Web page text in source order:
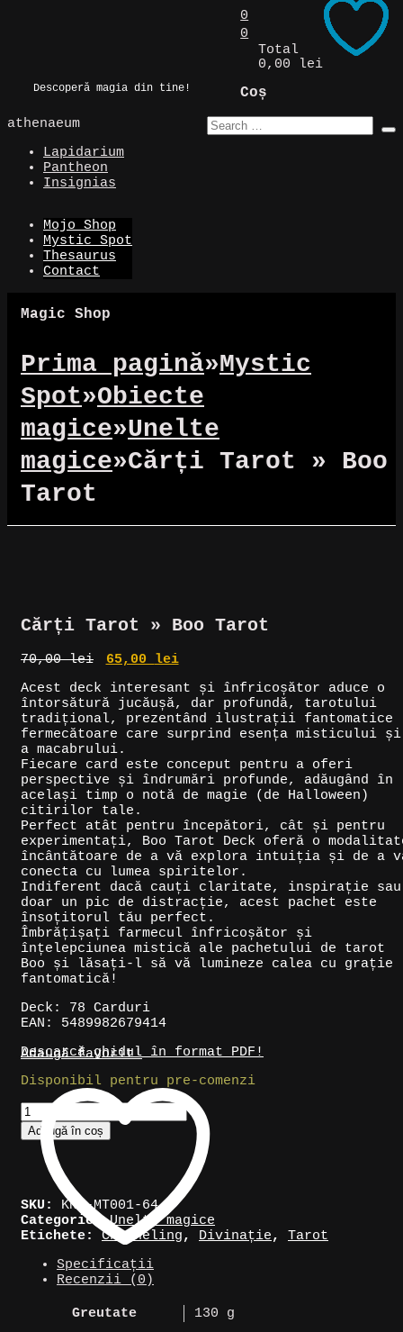
Descoperă magia din tine!
0
0
Total
0,00 lei
Coș
athenaeum
Lapidarium
Pantheon
Insignias
Mojo Shop
Mystic Spot
Thesaurus
Contact
Magic Shop
Prima pagină»Mystic
Spot»Obiecte
magice»Unelte
magice»Cărți Tarot » Boo
Tarot
Cărți Tarot » Boo Tarot
70,00lei
Prețul
fost:
70,00 lei.
65,00 lei
este:
65,00 lei.
Acest deck interesant și înfricoșător aduce o
întorsătură jucăușă, dar profundă, tarotului
tradițional, prezentând ilustrații fantomatice
fermecătoare care surprind esența misticului și
a macabrului.
Fiecare card este conceput pentru a oferi
perspective și îndrumări profunde, adăugând în
același timp o notă de magie (de Halloween)
citirilor tale.
Perfect atât pentru începători, cât și pentru
experimentați, Boo Tarot Deck oferă o
încântătoare de a vă explora intuiția și de a
conecta cu lumea spiritelor.
Indiferent dacă cauți claritate, inspirație sau
doar un pic de distracție, acest pachet este
însoțitorul tău perfect.
Îmbrățișați farmecul înfricoșător și
înțelepciunea mistică ale pachetului de tarot
Boo și lăsați-l să vă lumineze calea cu grație
fantomatică!
Deck: 78 Carduri
EAN: 5489982679414
Descarcă ghidul în format PDF!
Disponibil pentru pre-comenzi
Cantitate
Cărți
Tarot
Tarot
Adaugă în coș
Adaugă favorit!
SKU: KNK-MT001-64
Categorie:Unelte magice
Etichete:Channeling, Divinație, Tarot
Specificații
Recenzii (0)
Greutate
130 g